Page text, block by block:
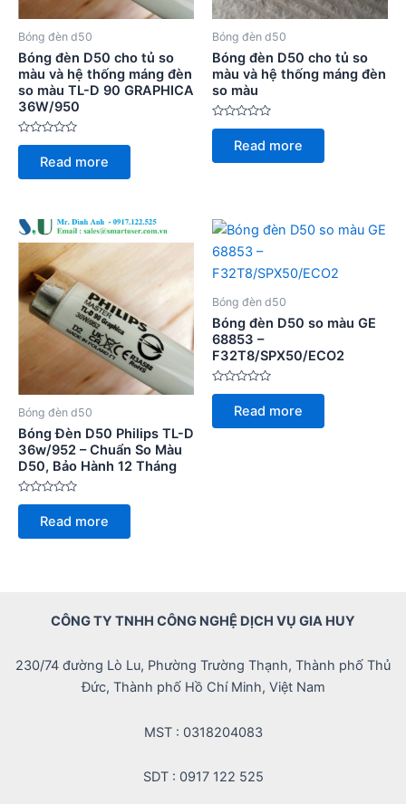
Bóng đèn d50
Bóng đèn D50 cho tủ so
màu và hệ thống máng đèn
so màu TL-D 90 GRAPHICA
36W/950
Rated
of
Read more
Bóng đèn d50
Bóng đèn D50 cho tủ so
màu và hệ thống máng đèn
so màu
Rated
of
Read more
Bóng đèn d50
Bóng Đèn D50 Philips TL-D
36w/952 – Chuẩn So Màu
D50, Bảo Hành 12 Tháng
Rated
of
Read more
Bóng đèn d50
Bóng đèn D50 so màu GE
68853 –
F32T8/SPX50/ECO2
Rated
of
Read more
CÔNG TY TNHH CÔNG NGHỆ DỊCH VỤ GIA HUY
230/74 đường Lò Lu, Phường Trường Thạnh, Thành phố Thủ
Đức, Thành phố Hồ Chí Minh, Việt Nam
MST : 0318204083
SDT : 0917 122 525